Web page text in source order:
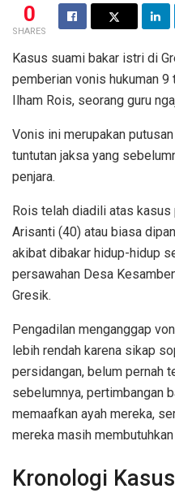
0
SHARES
Kasus suami bakar istri di
pemberian vonis hukuman 9
Ilham Rois, seorang guru
Vonis ini merupakan
tuntutan jaksa yang
penjara.
Rois telah diadili atas kasus
Arisanti (40) atau biasa
akibat dibakar hidup-hidup
persawahan Desa
Gresik.
Pengadilan menganggap
lebih rendah karena sikap
persidangan, belum pernah
sebelumnya, pertimbangan
memaafkan ayah mereka,
mereka masih
Kronologi